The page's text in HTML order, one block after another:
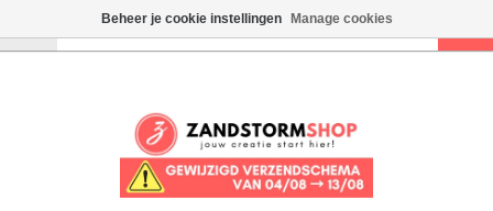
Beheer je cookie instellingen Manage cookies